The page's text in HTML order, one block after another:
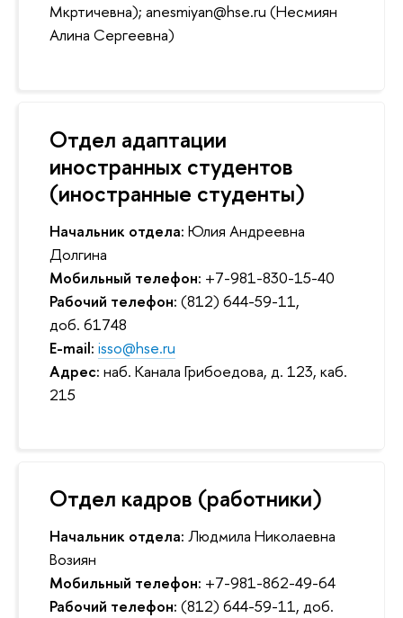
Мкртичевна); anesmiyan@hse.ru (Несмиян
Алина Сергеевна)
Отдел адаптации
иностранных студентов
(иностранные студенты)
Начальник отдела: Юлия Андреевна
Долгина
Мобильный телефон: +7-981-830-15-40
Рабочий телефон: (812) 644-59-11,
доб. 61748
E-mail: isso@hse.ru
Адрес: наб. Канала Грибоедова, д. 123, каб.
215
Отдел кадров (работники)
Начальник отдела: Людмила Николаевна
Возиян
Мобильный телефон: +7-981-862-49-64
Рабочий телефон: (812) 644-59-11, доб.